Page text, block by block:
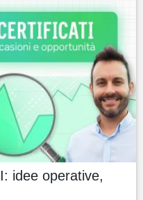
idee operative,